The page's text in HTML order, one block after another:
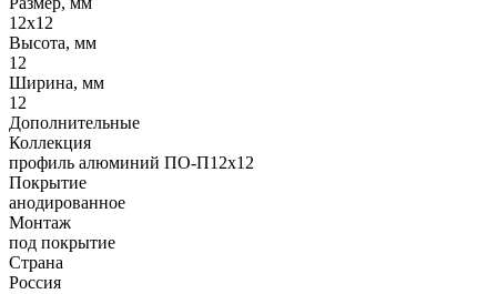
12х12
Высота, мм
12
Ширина, мм
12
Дополнительные
Коллекция
профиль алюминий ПО-П12х12
Покрытие
анодированное
Монтаж
под покрытие
Страна
Россия